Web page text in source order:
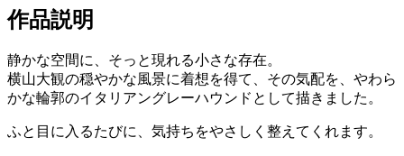
作品説明
静かな空間に、そっと現れる小さな存在。
横山大観の穏やかな風景に着想を得て、その気配を、やわら
かな輪郭のイタリアングレーハウンドとして描きました。
ふと目に入るたびに、気持ちをやさしく整えてくれます。